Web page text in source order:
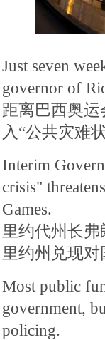
Just seven
governor of
距离巴西奥
入“公共灾难状
Interim
crisis"
Games.
里约代州长弗
里约州兑现对
Most public
government,
policing.